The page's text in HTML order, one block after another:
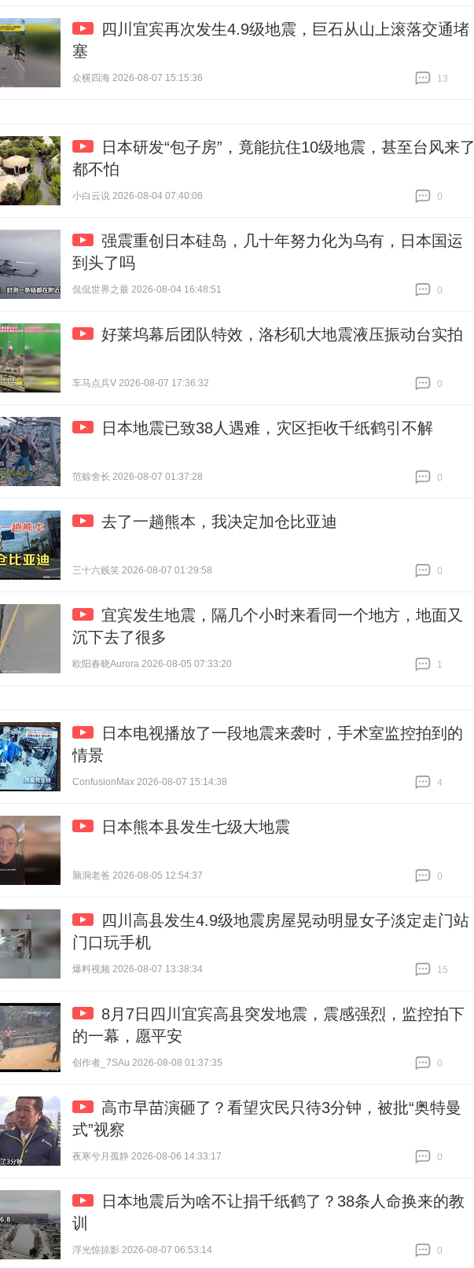
四川宜宾再次发生4.9级地震，巨石从山上滚落交通堵
塞
众横四海 2026-08-07 15:15:36
13
日本研发“包子房”，竟能抗住10级地震，甚至台风来了
都不怕
小白云说 2026-08-04 07:40:06
0
强震重创日本硅岛，几十年努力化为乌有，日本国运
到头了吗
侃侃世界之最 2026-08-04 16:48:51
0
好莱坞幕后团队特效，洛杉矶大地震液压振动台实拍
车马点兵V 2026-08-07 17:36:32
0
日本地震已致38人遇难，灾区拒收千纸鹤引不解
范赊舍长 2026-08-07 01:37:28
0
去了一趟熊本，我决定加仓比亚迪
三十六贱笑 2026-08-07 01:29:58
0
宜宾发生地震，隔几个小时来看同一个地方，地面又
沉下去了很多
欧阳春晓Aurora 2026-08-05 07:33:20
1
日本电视播放了一段地震来袭时，手术室监控拍到的
情景
ConfusionMax 2026-08-07 15:14:38
4
日本熊本县发生七级大地震
脑洞老爸 2026-08-05 12:54:37
0
四川高县发生4.9级地震房屋晃动明显女子淡定走门站
门口玩手机
爆料视频 2026-08-07 13:38:34
15
8月7日四川宜宾高县突发地震，震感强烈，监控拍下
的一幕，愿平安
创作者_7SAu 2026-08-08 01:37:35
0
高市早苗演砸了？看望灾民只待3分钟，被批“奥特曼
式”视察
夜寒兮月孤静 2026-08-06 14:33:17
0
日本地震后为啥不让捐千纸鹤了？38条人命换来的教
训
浮光惊掠影 2026-08-07 06:53:14
0